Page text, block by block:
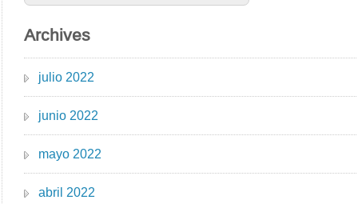
Archives
julio 2022
junio 2022
mayo 2022
abril 2022